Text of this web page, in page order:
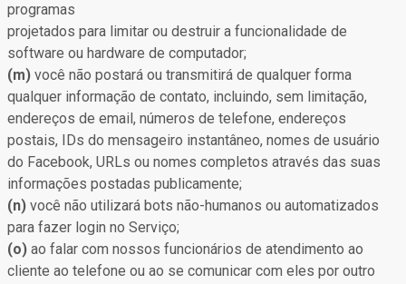
programas
projetados para limitar ou destruir a funcionalidade de
software ou hardware de computador;
(m) você não postará ou transmitirá de qualquer forma
qualquer informação de contato, incluindo, sem limitação,
endereços de email, números de telefone, endereços
postais, IDs do mensageiro instantâneo, nomes de usuário
do Facebook, URLs ou nomes completos através das suas
informações postadas publicamente;
(n) você não utilizará bots não-humanos ou automatizados
para fazer login no Serviço;
(o) ao falar com nossos funcionários de atendimento ao
cliente ao telefone ou ao se comunicar com eles por outro